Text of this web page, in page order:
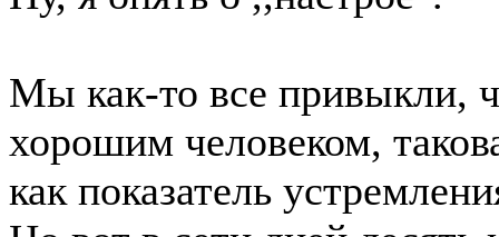
Мы как-то все привыкли,
хорошим человеком,
как показатель